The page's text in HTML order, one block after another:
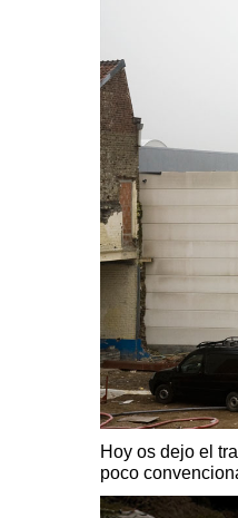
Hoy os dejo el
poco